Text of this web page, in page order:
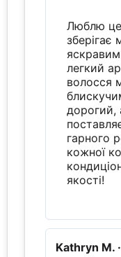
Люблю
зберігає
легкий
волосся
дорогий,
гарного
кожної
якості!
Kathryn M.